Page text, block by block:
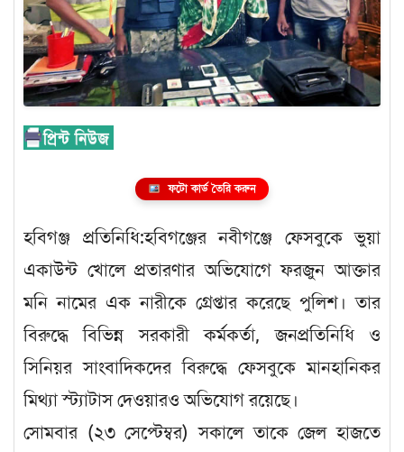
ফটো কার্ড তৈরি করুন
হবিগঞ্জ প্রতিনিধি:হবিগঞ্জের নবীগঞ্জে ফেসবুকে ভুয়া
একাউন্ট খোলে প্রতারণার অভিযোগে ফরজুন আক্তার
মনি নামের এক নারীকে গ্রেপ্তার করেছে পুলিশ। তার
বিরুদ্ধে বিভিন্ন সরকারী কর্মকর্তা, জনপ্রতিনিধি ও
সিনিয়র সাংবাদিকদের বিরুদ্ধে ফেসবুকে মানহানিকর
মিথ্যা স্ট্যাটাস দেওয়ারও অভিযোগ রয়েছে।
সোমবার (২৩ সেপ্টেম্বর) সকালে তাকে জেল হাজতে